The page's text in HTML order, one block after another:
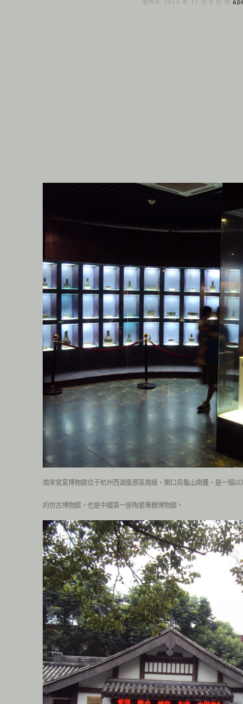
發佈於 2014 年 11 月 8 日 由
南宋官窯博物館位于杭州西湖風景區南緣，閘口烏龜山南麓，是一個
的仿古博物館，也是中國第一座陶瓷專題博物館。